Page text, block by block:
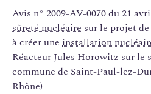
Avis n° 2009-AV-0070 du 21
sûreté nucléaire sur le projet
à créer une installation
Réacteur Jules Horowitz sur le
commune de Saint-Paul-lez-
Rhône)